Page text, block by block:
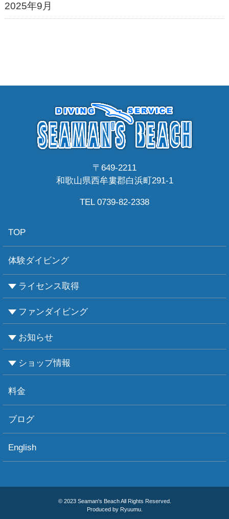
2025年9月
〒649-2211
和歌山県西牟婁郡白浜町291-1
TEL 0739-82-2338
TOP
体験ダイビング
ライセンス取得
CMASについて
PADIについて
Ｃカードライセンス取得
レベルアップCMAS
レベルアップPADI
インストラクターコース
エンリッチド・エア・ナイトロックス講習
ファンダイビング
ビーチダイビング
ボートダイビング
セルフダイビング
レンタル器材
お知らせ
お知らせ
お天気情報
フォトグラフィ
ツアー情報
ショップ情報
ショップ情報
アクセス
ダイビングポイント
ショップボート「かもめ」
スタッフ紹介
宿泊施設
リンク集
お問い合わせ
料金
ブログ
English
© 2023 Seaman's Beach All Rights Reserved.
Produced by Ryuumu.